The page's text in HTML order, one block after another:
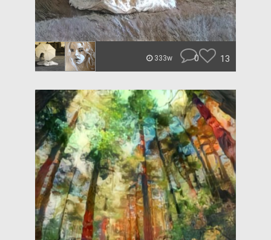
333w 0 13